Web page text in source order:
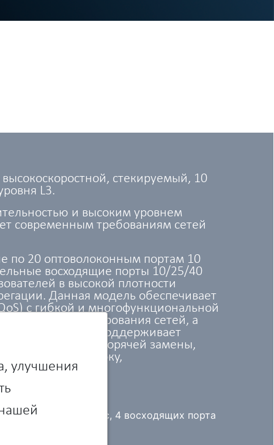
стекируемый, 10
L3.
и высоким уровнем
современным требованиям сетей
по 20 оптоволоконным портам 10
восходящие порты 10/25/40
в высокой плотности
Данная модель обеспечивает
с гибкой и многофункциональной
агрегирования сетей, а
Коммутатор поддерживает
с возможностью горячей замены,
перегрузки по току,
BASE-X 10 Гбит/с, 4 восходящих порта
улучшения